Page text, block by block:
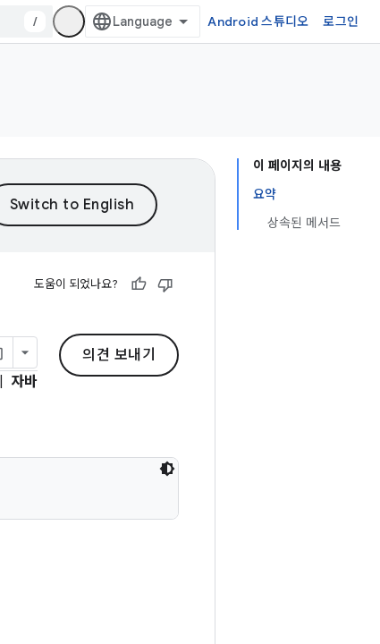
/ Android 스튜디오 로그인
이 페이지의 내용
요약
상속된 메서드
도움이 되었나요?
의견 보내기
자바